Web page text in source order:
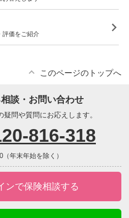
評価をご紹介
このページのトップへ
談・お問い合わせ
問や質問にお応えします。
816-318
年末年始を除く）
ンで保険相談する